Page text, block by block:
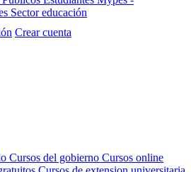
Sector educación
Crear cuenta
Cursos del gobierno Cursos online